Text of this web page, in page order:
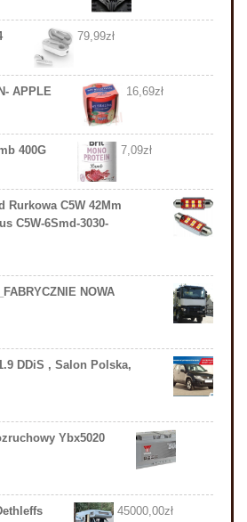
79,99zł
APPLE 16,69zł
400G 7,09zł
Rurkowa C5W 42Mm
C5W-6Smd-3030-
NOWA
DDiS , Salon Polska,
Ybx5020
45000,00zł